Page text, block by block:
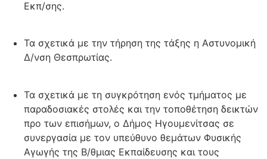
Εκπ/σης.
Τα σχετικά με την τήρηση της τάξης η Αστυνομική
Δ/νση Θεσπρωτίας.
Τα σχετικά με τη συγκρότηση ενός τμήματος με
παραδοσιακές στολές και την τοποθέτηση δεικτών
προ των επισήμων, ο Δήμος Ηγουμενίτσας σε
συνεργασία με τον υπεύθυνο θεμάτων Φυσικής
Αγωγής της Β/θμιας Εκπαίδευσης και τους